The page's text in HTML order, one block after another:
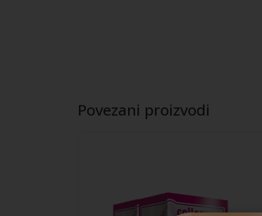
Povezani proizvodi